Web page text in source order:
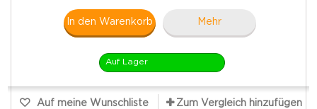
In den Warenkorb Mehr
Auf Lager
Auf meine Wunschliste Zum Vergleich hinzufügen